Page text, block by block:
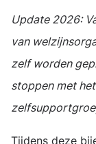
Update 2026:
van
zelf worden
stoppen met
Tijdens deze